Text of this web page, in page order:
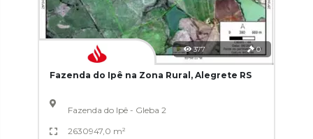
377 0
Fazenda do Ipê na Zona Rural, Alegrete RS
Fazenda do Ipê - Gleba 2
2630947,0 m²